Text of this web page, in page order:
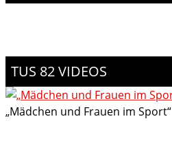
TUS 82 VIDEOS
„Mädchen und Frauen im Sport“